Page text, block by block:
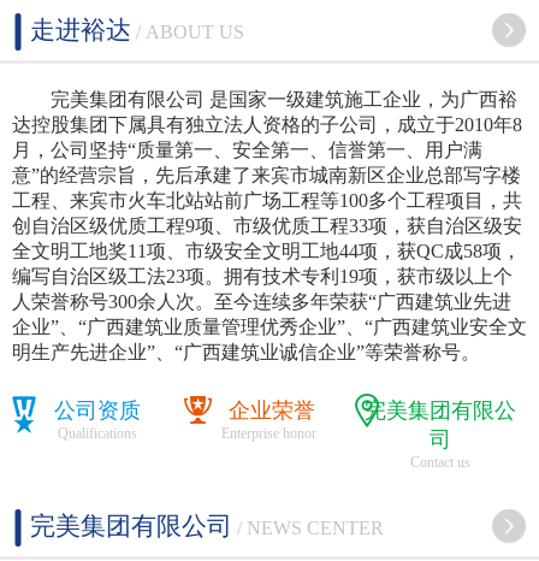
走进裕达 / ABOUT US
完美集团有限公司 是国家一级建筑施工企业，为广西裕
达控股集团下属具有独立法人资格的子公司，成立于2010年8
月，公司坚持“质量第一、安全第一、信誉第一、用户满
意”的经营宗旨，先后承建了来宾市城南新区企业总部写字楼
工程、来宾市火车北站站前广场工程等100多个工程项目，共
创自治区级优质工程9项、市级优质工程33项，获自治区级安
全文明工地奖11项、市级安全文明工地44项，获QC成58项，
编写自治区级工法23项。拥有技术专利19项，获市级以上个
人荣誉称号300余人次。至今连续多年荣获“广西建筑业先进
企业”、“广西建筑业质量管理优秀企业”、“广西建筑业安全文
明生产先进企业”、“广西建筑业诚信企业”等荣誉称号。
公司资质
Qualifications
企业荣誉
Enterprise honor
完美集团有限公
司
Contact us
完美集团有限公司 / NEWS CENTER